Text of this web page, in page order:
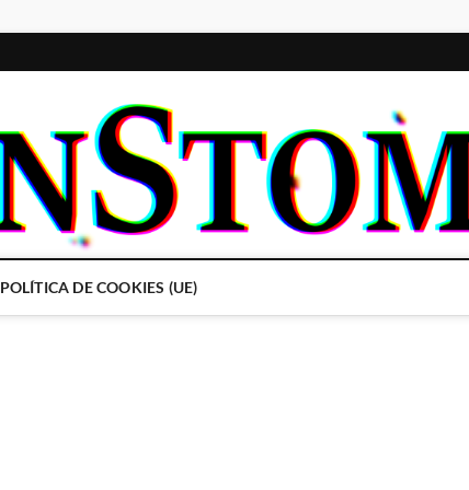
POLÍTICA DE COOKIES (UE)